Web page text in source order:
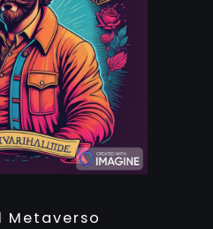
Metaverso